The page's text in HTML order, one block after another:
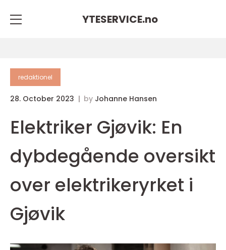
YTESERVICE.no
redaktionel
28. October 2023 by Johanne Hansen
Elektriker Gjøvik: En
dybdegående oversikt
over elektrikeryrket i
Gjøvik